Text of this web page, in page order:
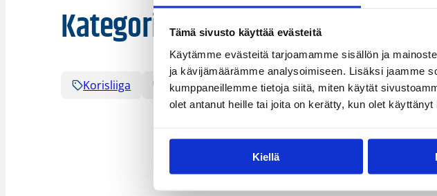
Tämä sivusto käyttää evästeitä
Käytämme evästeitä tarjoamamme sisällön ja
ja kävijämäärämme analysoimiseen. Lisäksi jaamme
kumppaneillemme tietoja siitä, miten käytät
olet antanut heille tai joita on kerätty, kun olet käyttänyt
Kiellä
Kategoriat
Korisliiga Sarjat